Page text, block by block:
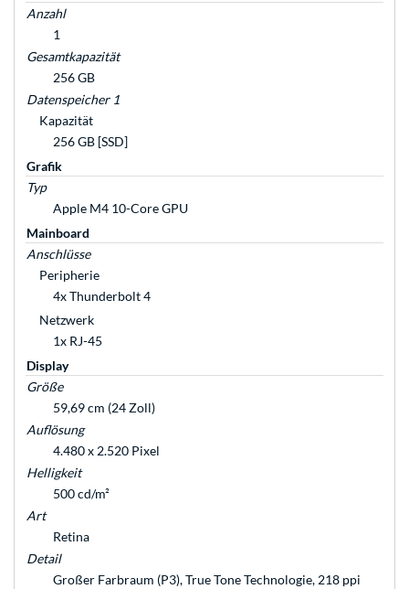
Anzahl
1
Gesamtkapazität
256 GB
Datenspeicher 1
Kapazität
256 GB [SSD]
Grafik
Typ
Apple M4 10-Core GPU
Mainboard
Anschlüsse
Peripherie
4x Thunderbolt 4
Netzwerk
1x RJ-45
Display
Größe
59,69 cm (24 Zoll)
Auflösung
4.480 x 2.520 Pixel
Helligkeit
500 cd/m²
Art
Retina
Detail
Großer Farbraum (P3), True Tone Technologie, 218 ppi